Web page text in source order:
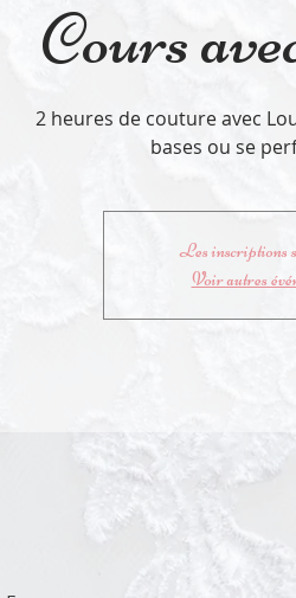
Cours
2 heures de couture avec
bases ou se
Les inscriptions
Voir autres